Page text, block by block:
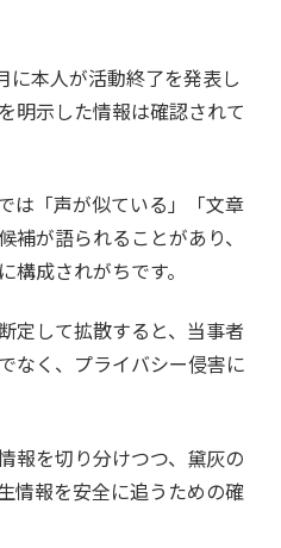
に本人が活動終了を発表し
明示した情報は確認されて
は「声が似ている」「文章
補が語られることがあり、
成されがちです。
定して拡散すると、当事者
なく、プライバシー侵害に
報を切り分けつつ、黛灰の
情報を安全に追うための確